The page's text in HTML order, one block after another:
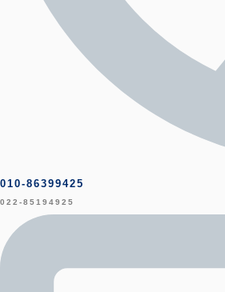
010-86399425
022-85194925